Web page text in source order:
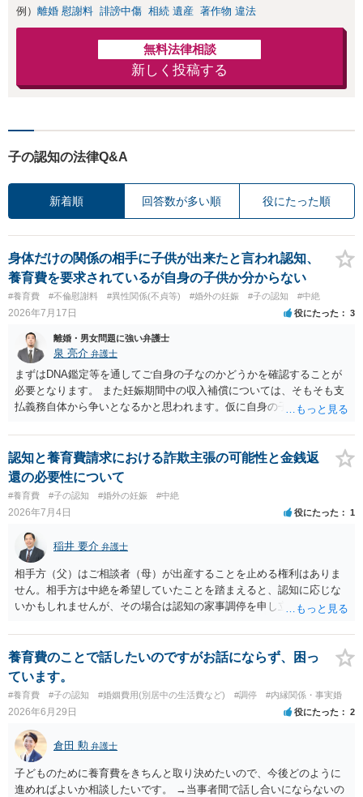
例） 離婚 慰謝料 誹謗中傷 相続 遺産 著作物 違法
無料法律相談
新しく投稿する
子の認知の法律Q&A
新着順 回答数が多い順 役にたった順
身体だけの関係の相手に子供が出来たと言われ認知、
養育費を要求されているが自身の子供か分からない
#養育費 #不倫慰謝料 #異性関係(不貞等) #婚外の妊娠 #子の認知 #中絶
2026年7月17日 役にたった 3
離婚・男女問題に強い弁護士
泉 亮介 弁護士
まずはDNA鑑定等を通してご自身の子なのかどうかを確認することが
必要となります。 また妊娠期間中の収入補償については、そもそも支
払義務自体から争いとなるかと思われます。仮に自身の子であったと
相手に弁護士がついているということであれば、依頼をするかしない
かは別として一度ご自身も個別に弁護士に相談をされたほうが良いで
しょう。
認知と養育費請求における詐欺主張の可能性と金銭返
還の必要性について
#養育費 #子の認知 #婚外の妊娠 #中絶
2026年7月4日 役にたった 1
稲井 要介 弁護士
相手方（父）はご相談者（母）が出産することを止める権利はありま
せん。相手方は中絶を希望していたことを踏まえると、認知に応じな
いかもしれませんが、その場合は認知の家事調停を申し立てることに
方に返還すべきものです。
養育費のことで話したいのですがお話にならず、困っ
ています。
#養育費 #子の認知 #婚姻費用(別居中の生活費など) #調停 #内縁関係・事実婚
2026年6月29日 役にたった 2
倉田 勲 弁護士
子どものために養育費をきちんと取り決めたいので、今後どのように
進めればよいか相談したいです。 →当事者間で話し合いにならないの